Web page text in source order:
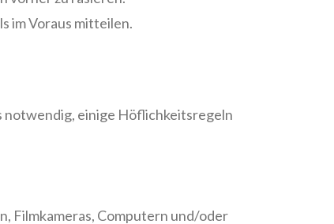
im Voraus mitteilen.
notwendig, einige Höflichkeitsregeln
Filmkameras, Computern und/oder